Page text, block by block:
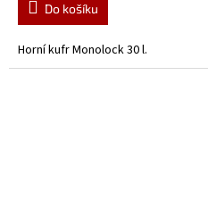
Do košíku
Horní kufr Monolock 30 l.